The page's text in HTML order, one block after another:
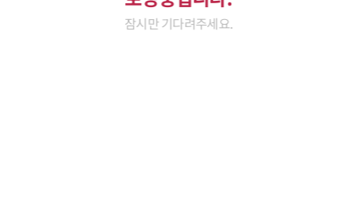
잠시만 기다려주세요.